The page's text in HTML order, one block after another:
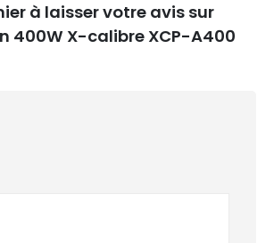
à laisser votre avis sur
400W X-calibre XCP-A400